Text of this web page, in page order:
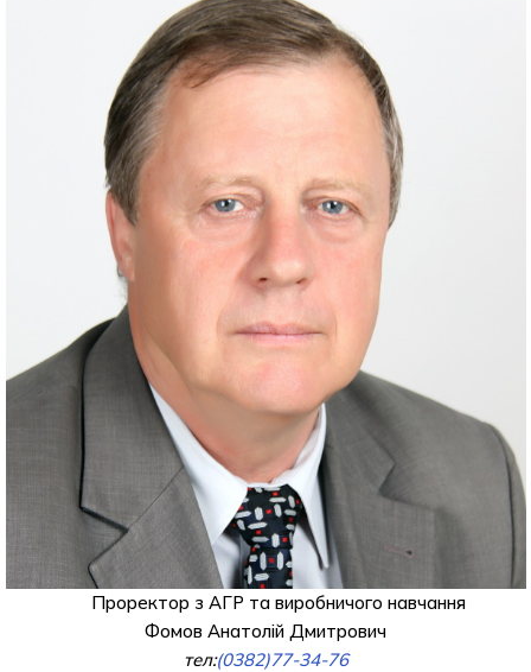
Проректор з АГР та виробничого навчання
Фомов Анатолій Дмитрович
тел:(0382)77-34-76